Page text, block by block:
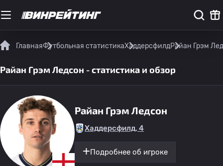
ГлавнаяФутбольная статистикаХаддерсфилдРайан Грэм
Райан Грэм Ледсон - статистика и обзор
Райан Грэм Ледсон
Хаддерсфилд, 4
Подробнее об игроке